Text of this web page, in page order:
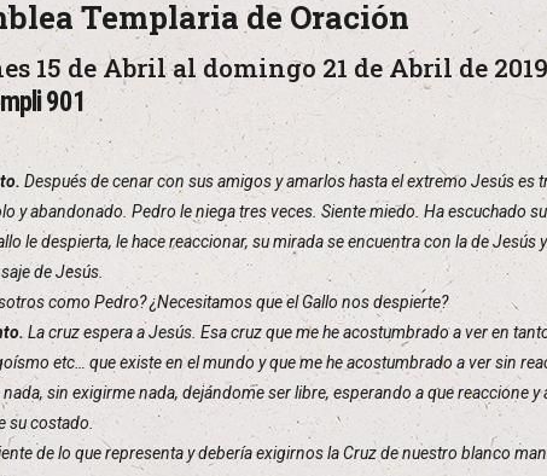
Templaria de Oración
15 de Abril al domingo 21 de Abril de 2019
901
Después de cenar con sus amigos y amarlos hasta el extremo Jesús
y abandonado. Pedro le niega tres veces. Siente miedo. Ha escuchado
le despierta, le hace reaccionar, su mirada se encuentra con la de
de Jesús.
como Pedro? ¿Necesitamos que el Gallo nos despierte?
La cruz espera a Jesús. Esa cruz que me he acostumbrado a ver en
etc… que existe en el mundo y que me he acostumbrado a ver sin
sin exigirme nada, dejándome ser libre, esperando a que reaccione
su costado.
de lo que representa y debería exigirnos la Cruz de nuestro blanco